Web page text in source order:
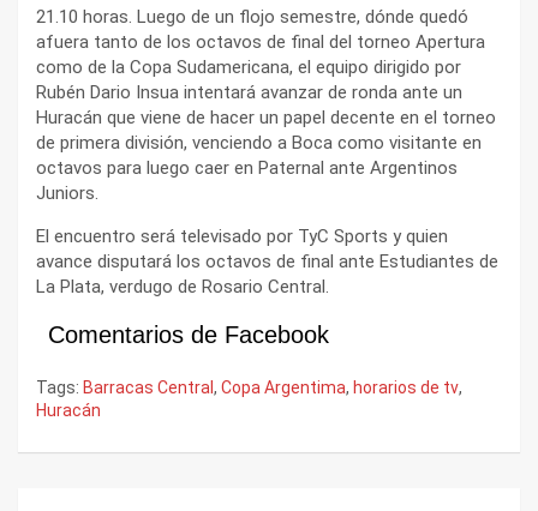
21.10 horas. Luego de un flojo semestre, dónde quedó
afuera tanto de los octavos de final del torneo Apertura
como de la Copa Sudamericana, el equipo dirigido por
Rubén Dario Insua intentará avanzar de ronda ante un
Huracán que viene de hacer un papel decente en el torneo
de primera división, venciendo a Boca como visitante en
octavos para luego caer en Paternal ante Argentinos
Juniors.
El encuentro será televisado por TyC Sports y quien
avance disputará los octavos de final ante Estudiantes de
La Plata, verdugo de Rosario Central.
Comentarios de Facebook
Tags: Barracas Central , Copa Argentima, horarios de tv,
Huracán